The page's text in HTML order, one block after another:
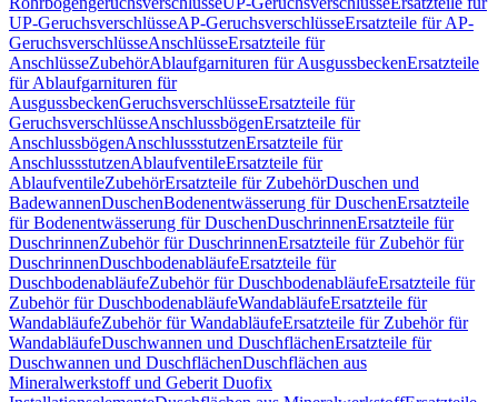
UP-GeruchsverschlüsseAP-GeruchsverschlüsseErsatzteile für AP-
GeruchsverschlüsseAnschlüsseErsatzteile für
AnschlüsseZubehörAblaufgarnituren für AusgussbeckenErsatzteile
für Ablaufgarnituren für
AusgussbeckenGeruchsverschlüsseErsatzteile für
GeruchsverschlüsseAnschlussbögenErsatzteile für
AnschlussbögenAnschlussstutzenErsatzteile für
AnschlussstutzenAblaufventileErsatzteile für
AblaufventileZubehörErsatzteile für ZubehörDuschen und
BadewannenDuschenBodenentwässerung für DuschenErsatzteile
für Bodenentwässerung für DuschenDuschrinnenErsatzteile für
DuschrinnenZubehör für DuschrinnenErsatzteile für Zubehör für
DuschrinnenDuschbodenabläufeErsatzteile für
DuschbodenabläufeZubehör für DuschbodenabläufeErsatzteile für
Zubehör für DuschbodenabläufeWandabläufeErsatzteile für
WandabläufeZubehör für WandabläufeErsatzteile für Zubehör für
WandabläufeDuschwannen und DuschflächenErsatzteile für
Duschwannen und DuschflächenDuschflächen aus
Mineralwerkstoff und Geberit Duofix